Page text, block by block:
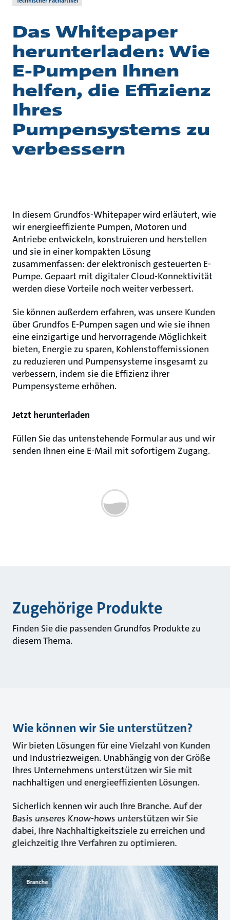
Das Whitepaper
herunterladen: Wie
E-Pumpen Ihnen
helfen, die Effizienz
Ihres
Pumpensystems zu
verbessern
In diesem Grundfos-Whitepaper wird erläutert, wie
wir energieeffiziente Pumpen, Motoren und
Antriebe entwickeln, konstruieren und herstellen
und sie in einer kompakten Lösung
zusammenfassen: der elektronisch gesteuerten E-
Pumpe. Gepaart mit digitaler Cloud-Konnektivität
werden diese Vorteile noch weiter verbessert.
Sie können außerdem erfahren, was unsere Kunden
über Grundfos E-Pumpen sagen und wie sie ihnen
eine einzigartige und hervorragende Möglichkeit
bieten, Energie zu sparen, Kohlenstoffemissionen
zu reduzieren und Pumpensysteme insgesamt zu
verbessern, indem sie die Effizienz ihrer
Pumpensysteme erhöhen.
Jetzt herunterladen
Füllen Sie das untenstehende Formular aus und wir
senden Ihnen eine E-Mail mit sofortigem Zugang.
Zugehörige Produkte
Finden Sie die passenden Grundfos Produkte zu
diesem Thema.
Wie können wir Sie unterstützen?
Wir bieten Lösungen für eine Vielzahl von Kunden
und Industriezweigen. Unabhängig von der Größe
Ihres Unternehmens unterstützen wir Sie mit
nachhaltigen und energieeffizienten Lösungen.
Sicherlich kennen wir auch Ihre Branche. Auf der
Basis unseres Know-hows unterstützen wir Sie
dabei, Ihre Nachhaltigkeitsziele zu erreichen und
gleichzeitig Ihre Verfahren zu optimieren.
Branche